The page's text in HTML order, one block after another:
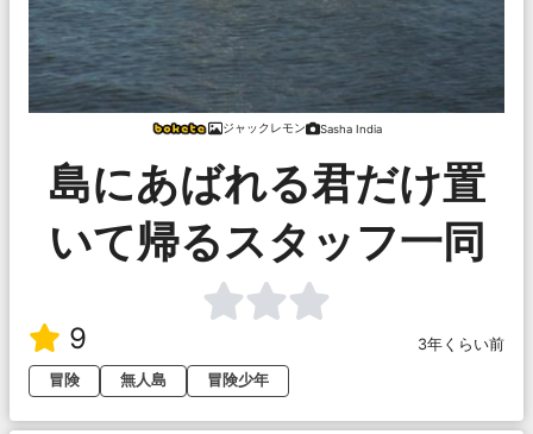
ジャックレモン Sasha India
島にあばれる君だけ置
いて帰るスタッフ一同
9
3年くらい前
冒険
無人島 冒険少年